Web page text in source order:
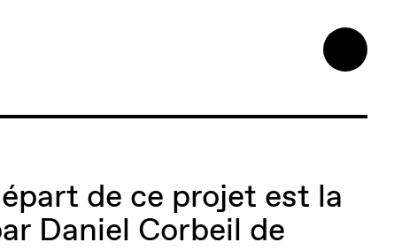
de ce projet est la
Daniel Corbeil de